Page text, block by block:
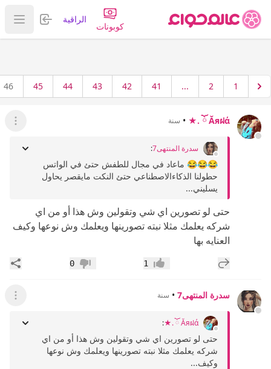
كوبونات
الراقية تسجيل
عرض
1
2
...
41
42
43
44
45
46
Ăяฝά ོ .★
• سنة عرض
سدرة المنتهى7 :
😂😂😂 ماعاد في مجال للطفش حتئ في الواتس
حطولنا الذكاءالاصطناعي حتئ النكت مايقصر يحاول
يسليني...
حتى لو تصورين اي شي وتقولين وش هذا أو من اي
شركه يعلمك مثلا نبته تصورينها ويعلمك وش نوعها وكيف
العنايه بها
إضافة رد جديد إعجاب1 عدم إعجاب
0
سدرة المنتهى7 • سنة عرض
Ăяฝά ོ .★
:
حتى لو تصورين اي شي وتقولين وش هذا أو من اي
شركه يعلمك مثلا نبته تصورينها ويعلمك وش نوعها
وكيف...